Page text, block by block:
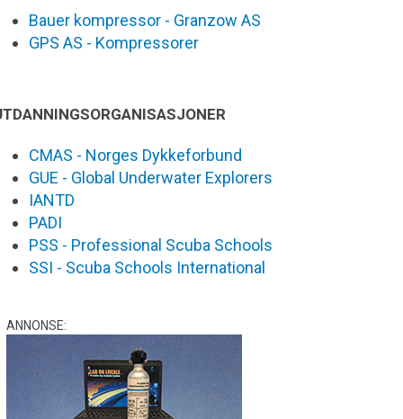
Bauer kompressor - Granzow AS
GPS AS - Kompressorer
CMAS - Norges Dykkeforbund
GUE - Global Underwater Explorers
IANTD
PADI
PSS - Professional Scuba Schools
SSI - Scuba Schools International
ANNONSE: